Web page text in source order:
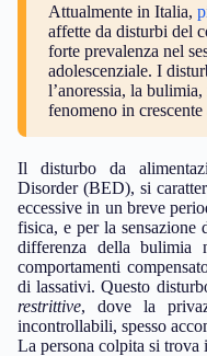
Attualmente in Italia,
affette da disturbi del
forte prevalenza nel
adolescenziale. I
l’anoressia, la
fenomeno in crescente
Il disturbo da
Disorder (BED), si
eccessive in un breve
fisica, e per la sensazione
differenza della bulimia
comportamenti
di lassativi. Questo
restrittive, dove la
incontrollabili, spesso
La persona colpita si